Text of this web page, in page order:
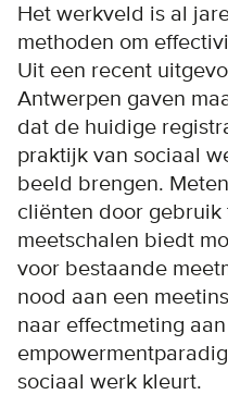
Het werkveld is al
methoden om
Uit een recent
Antwerpen gaven
dat de huidige
praktijk van sociaal
beeld brengen.
cliënten door gebruik
meetschalen biedt
voor bestaande
nood aan een
naar effectmeting
sociaal werk kleurt.